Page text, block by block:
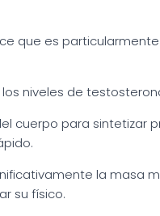
que es
niveles de
cuerpo para sintetizar
la masa
su físico.